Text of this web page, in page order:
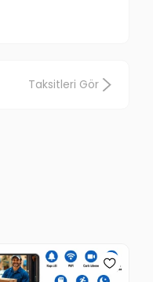
Taksitleri Gör